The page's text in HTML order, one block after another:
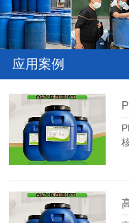
应用案例